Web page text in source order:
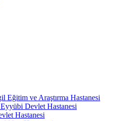
Eğitim ve Araştırma Hastanesi
Devlet Hastanesi
Hastanesi